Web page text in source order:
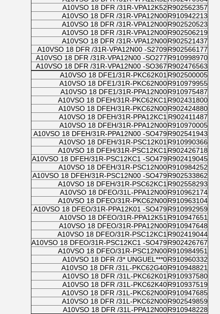
R902562357
A10VSO 18 DFR /31R-VPA12K52
R910942213
A10VSO 18 DFR /31R-VPA12N00
R902520523
A10VSO 18 DFR /31R-VPA12N00
R902506219
A10VSO 18 DFR /31R-VPA12N00
R902521437
A10VSO 18 DFR /31R-VPA12N00
R902566177
A10VSO 18 DFR /31R-VPA12N00 -S2709
R910998970
A10VSO 18 DFR /31R-VPA12N00 -SO277
R902476563
A10VSO 18 DFR /31R-VPA12N00 -SO367
R902500005
A10VSO 18 DFE1/31R-PKC62K01
R910979955
A10VSO 18 DFE1/31R-PKC62N00
R910975487
A10VSO 18 DFE1/31R-PPA12N00
R902431800
A10VSO 18 DFEH/31R-PKC62KC1
R902424880
A10VSO 18 DFEH/31R-PKC62N00
R902411487
A10VSO 18 DFEH/31R-PPA12KC1
R910970005
A10VSO 18 DFEH/31R-PPA12N00
R902541943
A10VSO 18 DFEH/31R-PPA12N00 -SO479
R910990366
A10VSO 18 DFEH/31R-PSC12K01
R902426718
A10VSO 18 DFEH/31R-PSC12KC1
R902419045
A10VSO 18 DFEH/31R-PSC12KC1 -SO479
R910984252
A10VSO 18 DFEH/31R-PSC12N00
R902533862
A10VSO 18 DFEH/31R-PSC12N00 -SO479
R902558293
A10VSO 18 DFEH/31R-PSC62KC1
R910962174
A10VSO 18 DFEO/31L-PPA12N00
R910963104
A10VSO 18 DFEO/31R-PKC62N00
R910992959
A10VSO 18 DFEO/31R-PPA12K01 -SO479
R910947651
A10VSO 18 DFEO/31R-PPA12K51
R910947648
A10VSO 18 DFEO/31R-PPA12N00
R902419044
A10VSO 18 DFEO/31R-PSC12KC1
R902426767
A10VSO 18 DFEO/31R-PSC12KC1 -SO479
R910984951
A10VSO 18 DFEO/31R-PSC12N00
R910960332
A10VSO 18 DFR /3* UNGUEL***0
R910948821
A10VSO 18 DFR /31L-PKC62G40
R910937580
A10VSO 18 DFR /31L-PKC62K01
R910937519
A10VSO 18 DFR /31L-PKC62K40
R910947685
A10VSO 18 DFR /31L-PKC62N00
R902549859
A10VSO 18 DFR /31L-PKC62N00
R910948228
A10VSO 18 DFR /31L-PPA12N00